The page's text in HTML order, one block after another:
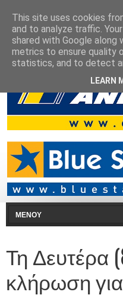
Τη Δευτέρα
κλήρωση
This site uses cookies
and to analyze traffic.
shared with Google
metrics to ensure quality
statistics, and to detect
LEARN